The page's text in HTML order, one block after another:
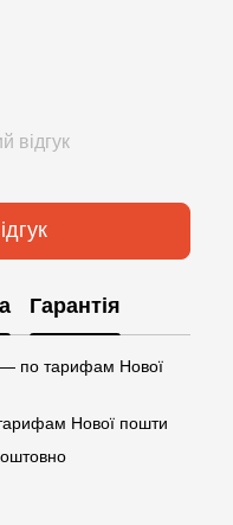
відгук
Гарантія
по тарифам Нової
Нової пошти